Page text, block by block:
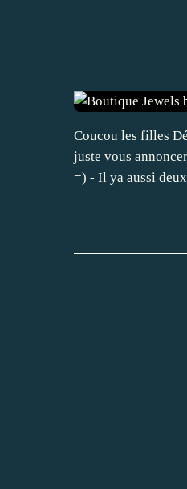
Coucou les filles
juste vous
=) - Il ya aussi